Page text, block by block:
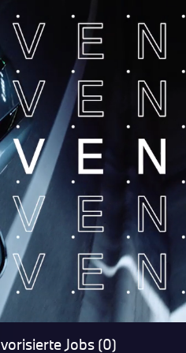
Jobs (0)